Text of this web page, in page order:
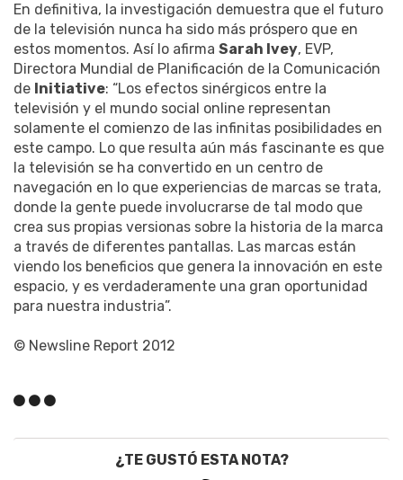
En definitiva, la investigación demuestra que el futuro
de la televisión nunca ha sido más próspero que en
estos momentos. Así lo afirma Sarah Ivey, EVP,
Directora Mundial de Planificación de la Comunicación
de Initiative: “Los efectos sinérgicos entre la
televisión y el mundo social online representan
solamente el comienzo de las infinitas posibilidades en
este campo. Lo que resulta aún más fascinante es que
la televisión se ha convertido en un centro de
navegación en lo que experiencias de marcas se trata,
donde la gente puede involucrarse de tal modo que
crea sus propias versionas sobre la historia de la marca
a través de diferentes pantallas. Las marcas están
viendo los beneficios que genera la innovación en este
espacio, y es verdaderamente una gran oportunidad
para nuestra industria”.
© Newsline Report 2012
¿TE GUSTÓ ESTA NOTA?